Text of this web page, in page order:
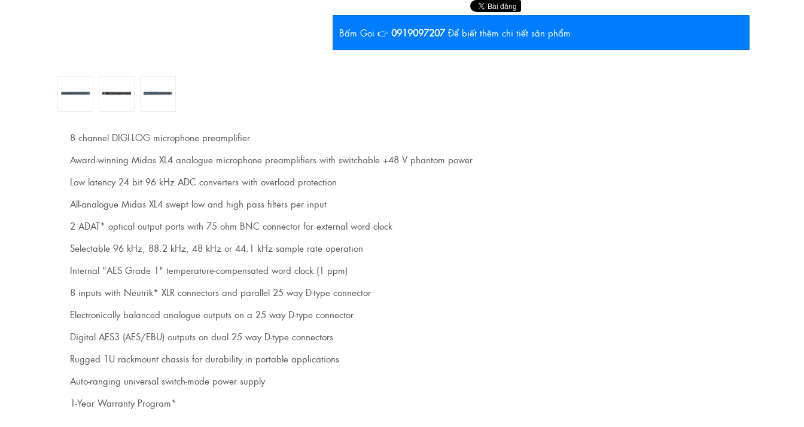
Bấm Gọi 👉 0919097207 Để biết thêm chi tiết sản phẩm
8 channel DIGI-LOG microphone preamplifier
Award-winning Midas XL4 analogue microphone preamplifiers with switchable +48 V phantom power
Low latency 24 bit 96 kHz ADC converters with overload protection
All-analogue Midas XL4 swept low and high pass filters per input
2 ADAT* optical output ports with 75 ohm BNC connector for external word clock
Selectable 96 kHz, 88.2 kHz, 48 kHz or 44.1 kHz sample rate operation
Internal "AES Grade 1" temperature-compensated word clock (1 ppm)
8 inputs with Neutrik* XLR connectors and parallel 25 way D-type connector
Electronically balanced analogue outputs on a 25 way D-type connector
Digital AES3 (AES/EBU) outputs on dual 25 way D-type connectors
Rugged 1U rackmount chassis for durability in portable applications
Auto-ranging universal switch-mode power supply
1-Year Warranty Program*